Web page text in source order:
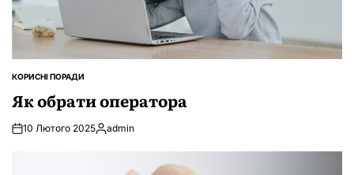
ОПУБЛІКУВАТИ
КОРИСНІ ПОРАДИ
Як обрати оператора
10 Лютого 2025Опубліковано
admin